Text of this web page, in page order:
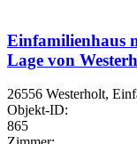
Einfamilienhaus
Lage von
26556 Westerholt,
Objekt-ID:
865